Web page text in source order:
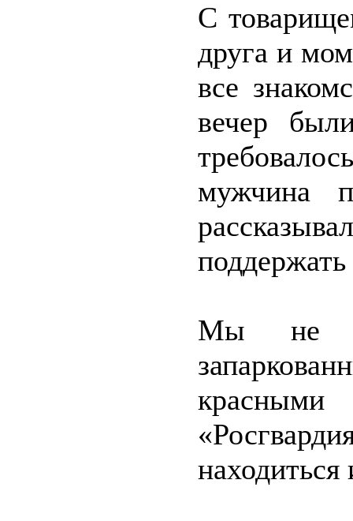
С
друга и
все
вечер
мужчина
Мы не
находиться